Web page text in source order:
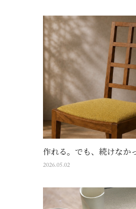
作れる。でも、続けなか
2026.05.02